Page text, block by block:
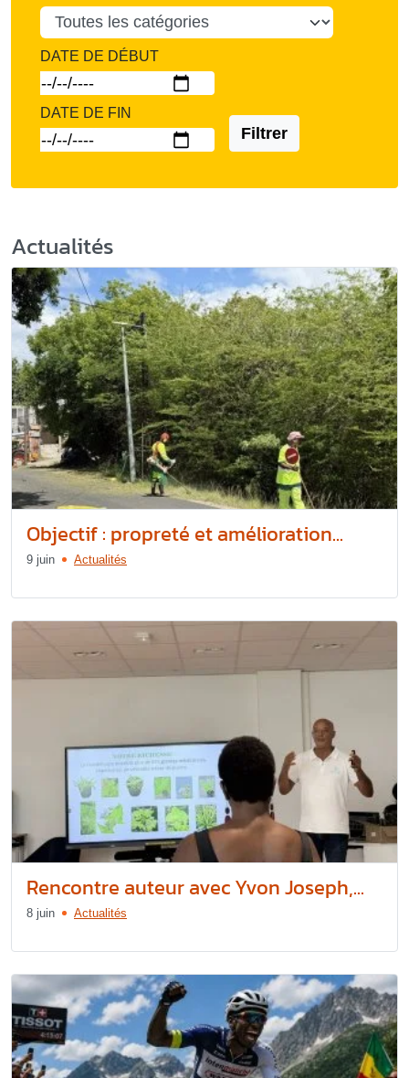
DATE DE DÉBUT
DATE DE FIN
Filtrer
Actualités
Objectif : propreté et amélioration...
9 juin Actualités
Rencontre auteur avec Yvon Joseph,...
8 juin Actualités